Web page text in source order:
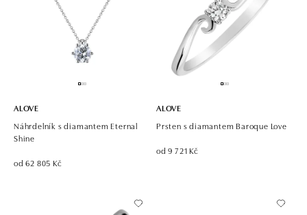
ALOVE
Náhrdelník s diamantem Eternal
Shine
od 62 805 Kč
ALOVE
Prsten s diamantem Baroque Love
od 9 721 Kč